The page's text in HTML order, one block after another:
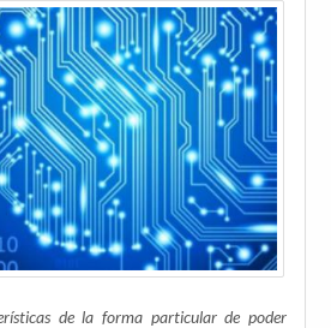
de la forma particular de poder